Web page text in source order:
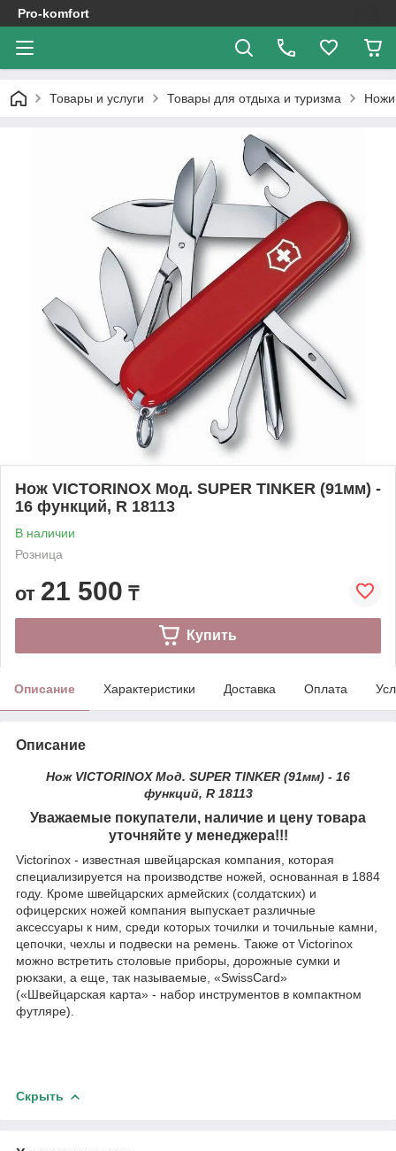
Pro-komfort
Товары и услуги Товары для отдыха и туризма Ножи
Нож VICTORINOX Мод. SUPER TINKER (91мм) -
16 функций, R 18113
В наличии
Розница
от 21 500 ₸
Купить
Описание Характеристики Доставка Оплата
Описание
Нож VICTORINOX Мод. SUPER TINKER (91мм) - 16
функций, R 18113
Уважаемые покупатели, наличие и цену товара
уточняйте у менеджера!!!
Victorinox - известная швейцарская компания, которая
специализируется на производстве ножей, основанная в 1884
году. Кроме швейцарских армейских (солдатских) и
офицерских ножей компания выпускает различные
аксессуары к ним, среди которых точилки и точильные камни,
цепочки, чехлы и подвески на ремень. Также от Victorinox
можно встретить столовые приборы, дорожные сумки и
рюкзаки, а еще, так называемые, «SwissCard»
(«Швейцарская карта» - набор инструментов в компактном
футляре).
Скрыть